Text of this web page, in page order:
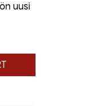
uusi